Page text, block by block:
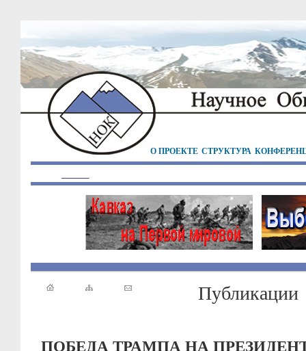
О ПРОЕКТЕ СТРУКТУРА
Публикации
ПОБЕДА ТРАМПА НА